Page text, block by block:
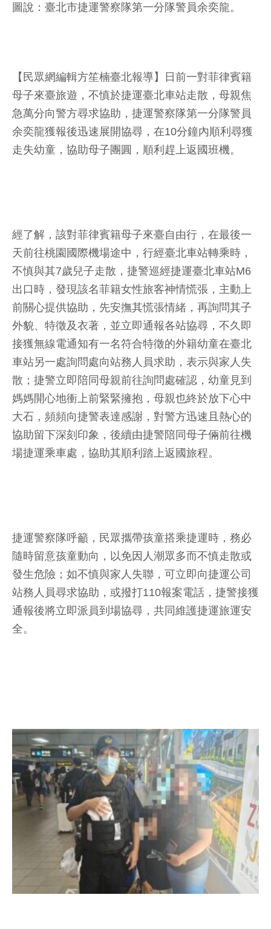
圖說：臺北市捷運警察隊第一分隊警員余奕龍。
【民眾網編輯方笙楠臺北報導】日前一對菲律賓籍
母子來臺旅遊，不慎於捷運臺北車站走散，母親焦
急萬分向警方尋求協助，捷運警察隊第一分隊警員
余奕龍獲報後迅速展開協尋，在10分鐘內順利尋獲
走失幼童，協助母子團圓，順利趕上返國班機。
經了解，該對菲律賓籍母子來臺自由行，在最後一
天前往桃園國際機場途中，行經臺北車站轉乘時，
不慎與其7歲兒子走散，捷警巡經捷運臺北車站M6
出口時，發現該名菲籍女性旅客神情慌張，主動上
前關心提供協助，先安撫其慌張情緒，再詢問其子
外貌、特徵及衣著，並立即通報各站協尋，不久即
接獲無線電通知有一名符合特徵的外籍幼童在臺北
車站另一處詢問處向站務人員求助，表示與家人失
散；捷警立即陪同母親前往詢問處確認，幼童見到
媽媽開心地衝上前緊緊擁抱，母親也終於放下心中
大石，頻頻向捷警表達感謝，對警方迅速且熱心的
協助留下深刻印象，後續由捷警陪同母子倆前往機
場捷運乘車處，協助其順利踏上返國旅程。
捷運警察隊呼籲，民眾攜帶孩童搭乘捷運時，務必
隨時留意孩童動向，以免因人潮眾多而不慎走散或
發生危險；如不慎與家人失聯，可立即向捷運公司
站務人員尋求協助，或撥打110報案電話，捷警接獲
通報後將立即派員到場協尋，共同維護捷運旅運安
全。